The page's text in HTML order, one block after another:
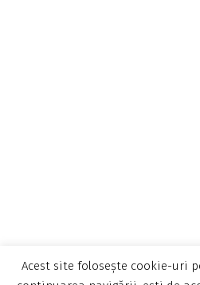
Acest site folosește cookie-uri